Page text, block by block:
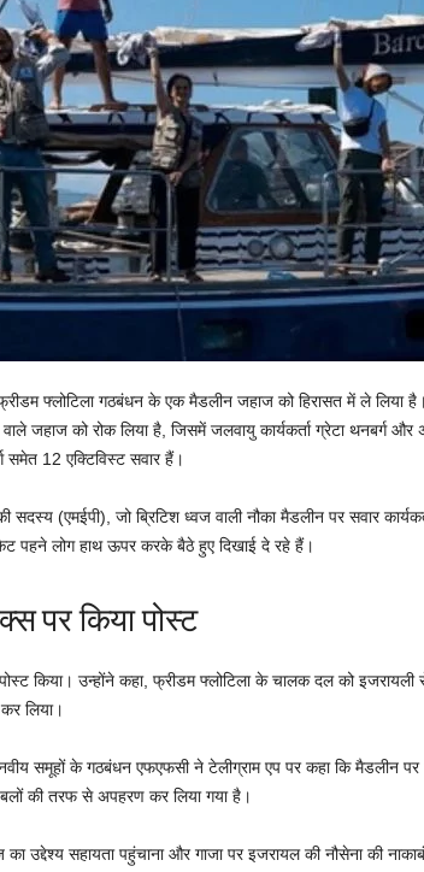
फ्लोटिला गठबंधन के एक मैडलीन जहाज को हिरासत में ले लिया
जहाज को रोक लिया है, जिसमें जलवायु कार्यकर्ता ग्रेटा थनबर्ग और
समेत 12 एक्टिविस्ट सवार हैं।
सदस्य (एमईपी), जो ब्रिटिश ध्वज वाली नौका मैडलीन पर सवार
पहने लोग हाथ ऊपर करके बैठे हुए दिखाई दे रहे हैं।
पर किया पोस्ट
किया। उन्होंने कहा, फ्रीडम फ्लोटिला के चालक दल को इजरायली
लिया।
समूहों के गठबंधन एफएफसी ने टेलीग्राम एप पर कहा कि मैडलीन
बलों की तरफ से अपहरण कर लिया गया है।
का उद्देश्य सहायता पहुंचाना और गाजा पर इजरायल की नौसेना की